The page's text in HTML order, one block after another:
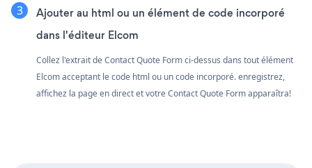
Ajouter au html ou un élément de code incorporé
dans l'éditeur Elcom
Collez l'extrait de Contact Quote Form ci-dessus dans tout élément
Elcom acceptant le code html ou un code incorporé. enregistrez,
affichez la page en direct et votre Contact Quote Form apparaîtra!